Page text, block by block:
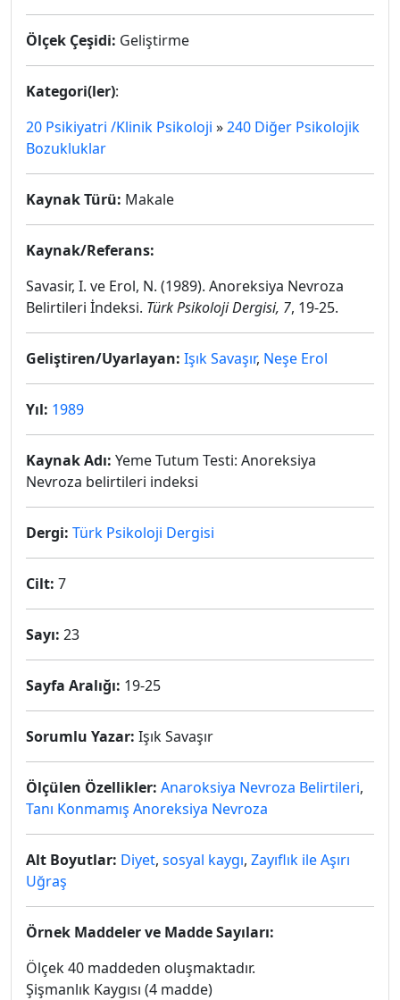
Ölçek Çeşidi: Geliştirme
Kategori(ler):
20 Psikiyatri /Klinik Psikoloji »240 Diğer Psikolojik
Bozukluklar
Kaynak Türü: Makale
Kaynak/Referans:
Savasir, I. ve Erol, N. (1989). Anoreksiya Nevroza
Belirtileri İndeksi. Türk Psikoloji Dergisi, 7, 19-25.
Geliştiren/Uyarlayan: Işık Savaşır, Neşe Erol
Yıl: 1989
Kaynak Adı: Yeme Tutum Testi: Anoreksiya
Nevroza belirtileri indeksi
Dergi: Türk Psikoloji Dergisi
Cilt: 7
Sayı: 23
Sayfa Aralığı: 19-25
Sorumlu Yazar: Işık Savaşır
Ölçülen Özellikler: Anaroksiya Nevroza Belirtileri,
Tanı Konmamış Anoreksiya Nevroza
Alt Boyutlar: Diyet, sosyal kaygı, Zayıflık ile Aşırı
Uğraş
Örnek Maddeler ve Madde Sayıları:
Ölçek 40 maddeden oluşmaktadır.
Şişmanlık Kaygısı (4 madde)